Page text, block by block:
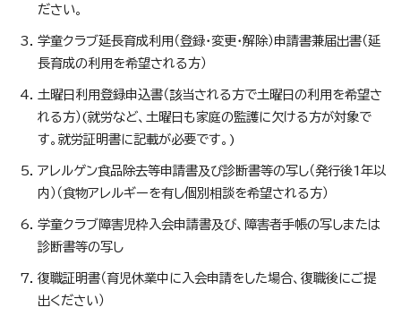
ださい。
学童クラブ延長育成利用（登録・変更・解除）申請書兼届出書（延
長育成の利用を希望される方）
土曜日利用登録申込書（該当される方で土曜日の利用を希望さ
れる方）(就労など、土曜日も家庭の監護に欠ける方が対象で
す。就労証明書に記載が必要です。)
アレルゲン食品除去等申請書及び診断書等の写し（発行後1年以
内）（食物アレルギーを有し個別相談を希望される方）
学童クラブ障害児枠入会申請書及び、障害者手帳の写しまたは
診断書等の写し
復職証明書（育児休業中に入会申請をした場合、復職後にご提
出ください）